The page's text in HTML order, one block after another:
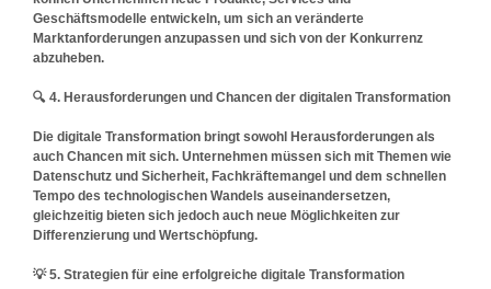
Geschäftsmodelle entwickeln, um sich an veränderte
Marktanforderungen anzupassen und sich von der Konkurrenz
abzuheben.
🔍 4. Herausforderungen und Chancen der digitalen Transformation
Die digitale Transformation bringt sowohl Herausforderungen als
auch Chancen mit sich. Unternehmen müssen sich mit Themen wie
Datenschutz und Sicherheit, Fachkräftemangel und dem schnellen
Tempo des technologischen Wandels auseinandersetzen,
gleichzeitig bieten sich jedoch auch neue Möglichkeiten zur
Differenzierung und Wertschöpfung.
💡5. Strategien für eine erfolgreiche digitale Transformation